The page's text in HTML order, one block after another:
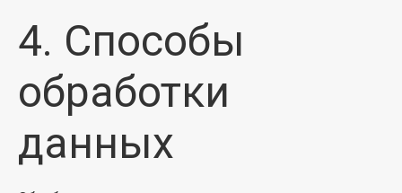
4. Способы
обработки
данных